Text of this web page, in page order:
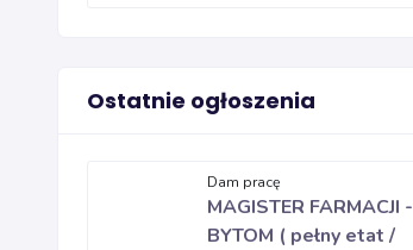
Ostatnie ogłoszenia
Dam pracę
MAGISTER FARMACJI -
BYTOM ( pełny etat /